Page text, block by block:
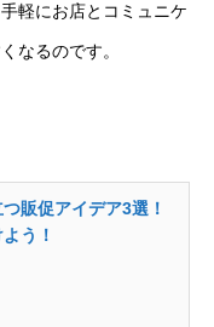
軽にお店とコミュニケ
なるのです。
販促アイデア3選！
う！